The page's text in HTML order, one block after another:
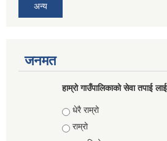
अन्य
जनमत
हाम्रो गाउँपालिकाको सेवा तपाई
Choices
धेरै राम्रो
राम्रो